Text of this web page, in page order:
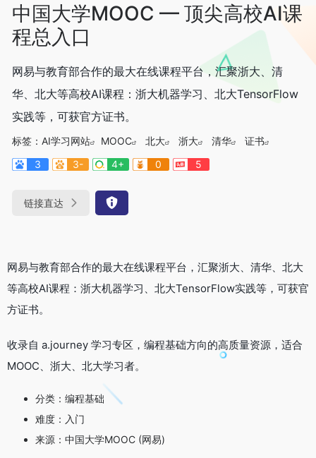
中国大学MOOC — 顶尖高校AI课
程总入口
网易与教育部合作的最大在线课程平台，汇聚浙大、清
华、北大等高校AI课程：浙大机器学习、北大TensorFlow
实践等，可获官方证书。
标签： AI学习网站 MOOC 北大 浙大 清华
证书
3
3- 4+ 0 5
链接直达
网易与教育部合作的最大在线课程平台，汇聚浙大、清华、北大
等高校AI课程：浙大机器学习、北大TensorFlow实践等，可获官
方证书。
收录自 a.journey 学习专区，编程基础方向的高质量资源，适合
MOOC、浙大、北大学习者。
分类：编程基础
难度：入门
来源：中国大学MOOC (网易)